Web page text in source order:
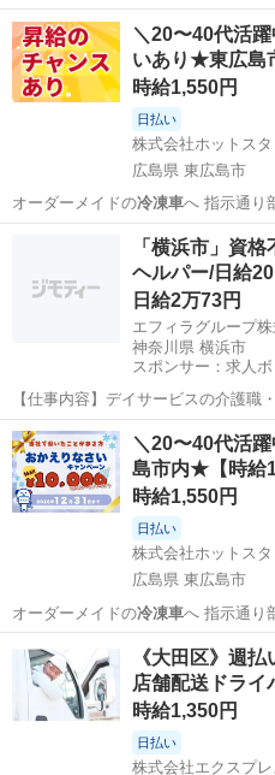
を磨く 日勤…
広島 東広島市
＼20〜40代活
いあり★東広島
時給1,550円
日払い
株式会社ホットス
広島県 東広島市
オーダーメイドの冷凍車
を磨く 日勤…東広島市 工場
「横浜市」資
ヘルパー/日給
日給2万73円
エフィラグループ
神奈川県 横浜市
スポンサー：求人ボ
【仕事内容】デイサービスの介護職
まが、安心してお休みできるよう、
のお仕事です。 〈詳細〉 2時間に1
介助 朝ご飯の提供作り ご飯を炊く・
アルバイト・パート
＼20〜40代活
島市内★【時給
時給1,550円
日払い
株式会社ホットス
広島県 東広島市
オーダーメイドの冷凍車へ 指示通り
中を磨く 日勤…
広島 東広島市 工場
《大田区》週
店舗配送ドラ
時給1,350円
日払い
株式会社エクスプ